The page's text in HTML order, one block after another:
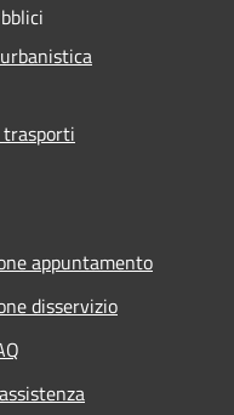
appuntamento
disservizio